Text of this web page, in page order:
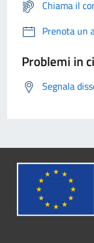
Chiama il
Prenota un
Problemi in
Segnala